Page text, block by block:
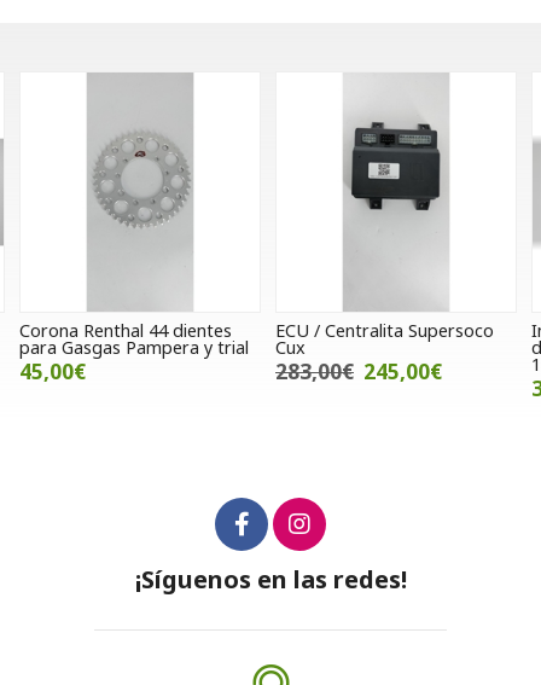
ECU / Centralita Supersoco
Cux
283,00€
Intermitente delantero
derecho Peugeot Vivacity 50 /
125 (Ocasion)
35,00€
¡Síguenos en las redes!